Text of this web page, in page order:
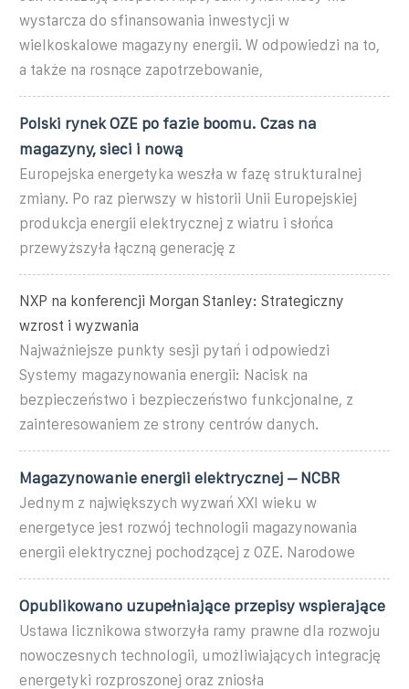
wystarcza do sfinansowania inwestycji w
wielkoskalowe magazyny energii. W odpowiedzi na to,
a także na rosnące zapotrzebowanie,
Polski rynek OZE po fazie boomu. Czas na
magazyny, sieci i nową
Europejska energetyka weszła w fazę strukturalnej
zmiany. Po raz pierwszy w historii Unii Europejskiej
produkcja energii elektrycznej z wiatru i słońca
przewyższyła łączną generację z
NXP na konferencji Morgan Stanley: Strategiczny
wzrost i wyzwania
Najważniejsze punkty sesji pytań i odpowiedzi
Systemy magazynowania energii: Nacisk na
bezpieczeństwo i bezpieczeństwo funkcjonalne, z
zainteresowaniem ze strony centrów danych.
Magazynowanie energii elektrycznej – NCBR
Jednym z największych wyzwań XXI wieku w
energetyce jest rozwój technologii magazynowania
energii elektrycznej pochodzącej z OZE. Narodowe
Opublikowano uzupełniające przepisy wspierające
Ustawa licznikowa stworzyła ramy prawne dla rozwoju
nowoczesnych technologii, umożliwiających integrację
energetyki rozproszonej oraz zniosła